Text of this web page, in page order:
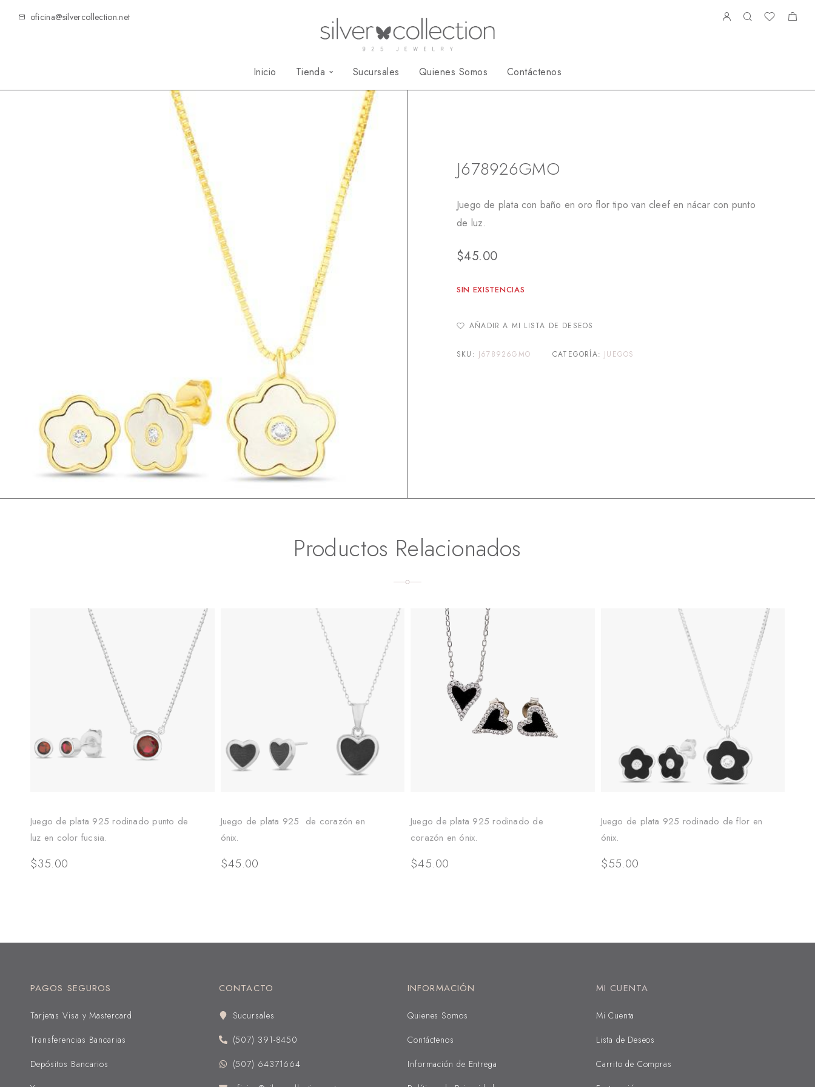
oficina@silvercollection.net
Inicio Tienda Sucursales Quienes Somos Contáctenos
J678926GMO
Juego de plata con baño en oro flor tipo van cleef en nácar con punto
de luz.
$45.00
SIN EXISTENCIAS
AÑADIR A MI LISTA DE DESEOS
SKU: J678926GMO CATEGORÍA: JUEGOS
Productos Relacionados
Juego de plata 925 rodinado punto de
luz en color fucsia.
$35.00
Juego de plata 925 de corazón en
ónix.
$45.00
Juego de plata 925 rodinado de
corazón en ónix.
$45.00
Juego de plata 925 rodinado de flor en
ónix.
$55.00
PAGOS SEGUROS
Tarjetas Visa y Mastercard
Transferencias Bancarias
Depósitos Bancarios
CONTACTO
Sucursales
(507) 391-8450
(507) 64371664
INFORMACIÓN
Quienes Somos
Contáctenos
Información de Entrega
MI CUENTA
Mi Cuenta
Lista de Deseos
Carrito de Compras